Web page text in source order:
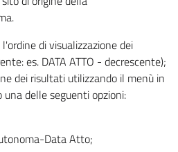
di visualizzazione dei
es. DATA ATTO - decrescente);
dei risultati utilizzando il menù in
delle seguenti opzioni:
Data Atto;